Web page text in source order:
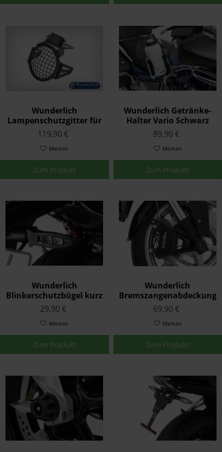
Wunderlich
Lampenschutzgitter für
Zusatzscheinwerfer
Atom Satz Schwarz
119,90 €
Merken
Zum Produkt
Wunderlich Getränke-
Halter Vario Schwarz
89,90 €
Merken
Zum Produkt
Wunderlich
Blinkerschutzbügel kurz
Schwarz
29,90 €
Merken
Zum Produkt
Wunderlich
Bremszangenabdeckung
vorne Set Satz Schwarz
69,90 €
Merken
Zum Produkt